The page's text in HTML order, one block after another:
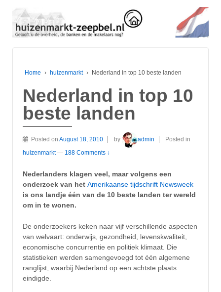
Home › huizenmarkt › Nederland in top 10 beste landen
Nederland in top 10
beste landen
Posted on August 18, 2010 by admin
Posted in
huizenmarkt — 188 Comments ↓
Nederlanders klagen veel, maar volgens een
onderzoek van het Amerikaanse tijdschrift Newsweek
is ons landje één van de 10 beste landen ter wereld
om in te wonen.
De onderzoekers keken naar vijf verschillende aspecten
van welvaart: onderwijs, gezondheid, levenskwaliteit,
economische concurrentie en politiek klimaat. Die
statistieken werden samengevoegd tot één algemene
ranglijst, waarbij Nederland op een achtste plaats
eindigde.